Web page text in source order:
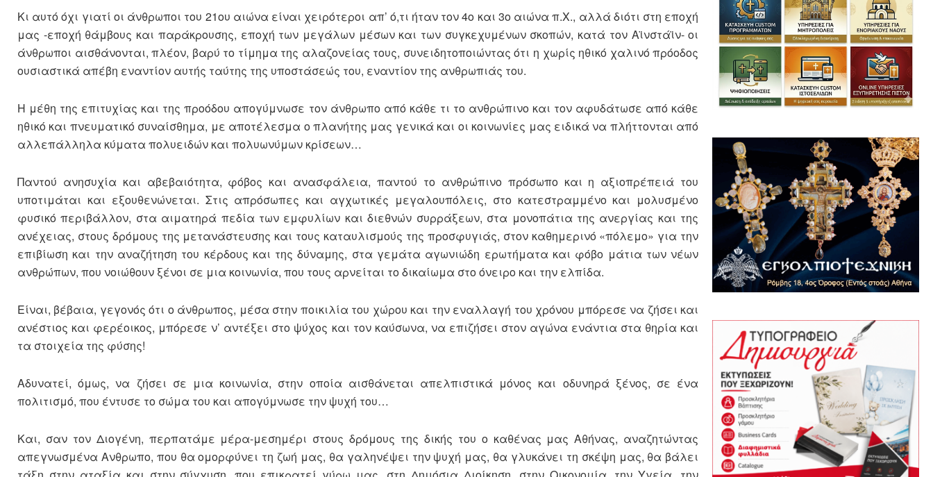
Κι αυτό όχι γιατί οι άνθρωποι του 21ου αιώνα είναι χειρότεροι απ’ ό,τι ήταν τον 4ο και 3ο αιώνα π.Χ., αλλά διότι στη εποχή
μας -εποχή θάμβους και παράκρουσης, εποχή των μεγάλων μέσων και των συγκεχυμένων σκοπών, κατά τον Αϊνστάϊν- οι
άνθρωποι αισθάνονται, πλέον, βαρύ το τίμημα της αλαζονείας τους, συνειδητοποιώντας ότι η χωρίς ηθικό χαλινό πρόοδος
ουσιαστικά απέβη εναντίον αυτής ταύτης της υποστάσεώς του, εναντίον της ανθρωπιάς του.
Η μέθη της επιτυχίας και της προόδου απογύμνωσε τον άνθρωπο από κάθε τι το ανθρώπινο και τον αφυδάτωσε από κάθε
ηθικό και πνευματικό συναίσθημα, με αποτέλεσμα ο πλανήτης μας γενικά και οι κοινωνίες μας ειδικά να πλήττονται από
αλλεπάλληλα κύματα πολυειδών και πολυωνύμων κρίσεων…
Παντού ανησυχία και αβεβαιότητα, φόβος και ανασφάλεια, παντού το ανθρώπινο πρόσωπο και η αξιοπρέπειά του
υποτιμάται και εξουθενώνεται. Στις απρόσωπες και αγχωτικές μεγαλουπόλεις, στο κατεστραμμένο και μολυσμένο
φυσικό περιβάλλον, στα αιματηρά πεδία των εμφυλίων και διεθνών συρράξεων, στα μονοπάτια της ανεργίας και της
ανέχειας, στους δρόμους της μετανάστευσης και τους καταυλισμούς της προσφυγιάς, στον καθημερινό «πόλεμο» για την
επιβίωση και την αναζήτηση του κέρδους και της δύναμης, στα γεμάτα αγωνιώδη ερωτήματα και φόβο μάτια των νέων
ανθρώπων, που νοιώθουν ξένοι σε μια κοινωνία, που τους αρνείται το δικαίωμα στο όνειρο και την ελπίδα.
Είναι, βέβαια, γεγονός ότι ο άνθρωπος, μέσα στην ποικιλία του χώρου και την εναλλαγή του χρόνου μπόρεσε να ζήσει και
ανέστιος και φερέοικος, μπόρεσε ν’ αντέξει στο ψύχος και τον καύσωνα, να επιζήσει στον αγώνα ενάντια στα θηρία και
τα στοιχεία της φύσης!
Αδυνατεί, όμως, να ζήσει σε μια κοινωνία, στην οποία αισθάνεται απελπιστικά μόνος και οδυνηρά ξένος, σε ένα
πολιτισμό, που έντυσε το σώμα του και απογύμνωσε την ψυχή του…
Και, σαν τον Διογένη, περπατάμε μέρα-μεσημέρι στους δρόμους της δικής του ο καθένας μας Αθήνας, αναζητώντας
απεγνωσμένα Ανθρωπο, που θα ομορφύνει τη ζωή μας, θα γαληνέψει την ψυχή μας, θα γλυκάνει τη σκέψη μας, θα βάλει